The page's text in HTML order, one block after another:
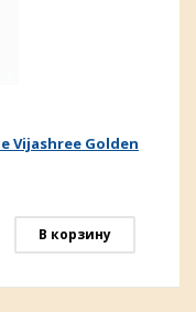
Vijashree Golden
В корзину